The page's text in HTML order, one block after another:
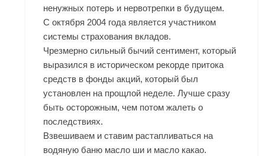
ненужных потерь и нервотрепки в будущем.
С октября 2004 года является участником
системы страхования вкладов.
Чрезмерно сильный бычий сентимент, который
выразился в историческом рекорде притока
средств в фонды акций, который был
установлен на прощлой неделе. Лучше сразу
быть осторожным, чем потом жалеть о
последствиях.
Взвешиваем и ставим растапливаться на
водяную баню масло ши и масло какао.